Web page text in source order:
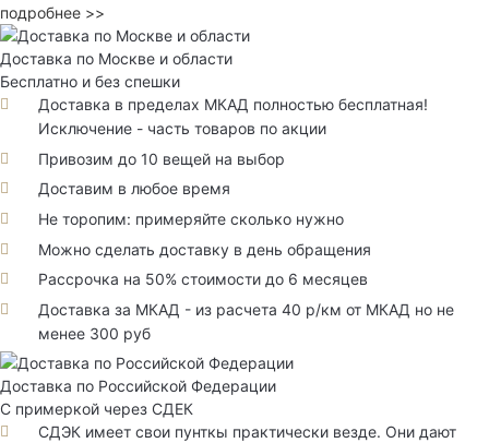
подробнее >>
Доставка по Москве и области
Бесплатно и без спешки
Доставка в пределах МКАД полностью бесплатная!
Исключение - часть товаров по акции
Привозим до 10 вещей на выбор
Доставим в любое время
Не торопим: примеряйте сколько нужно
Можно сделать доставку в день обращения
Рассрочка на 50% стоимости до 6 месяцев
Доставка за МКАД - из расчета 40 р/км от МКАД но не
менее 300 руб
Доставка по Российской Федерации
С примеркой через СДЕК
СДЭК имеет свои пунткы практически везде. Они дают